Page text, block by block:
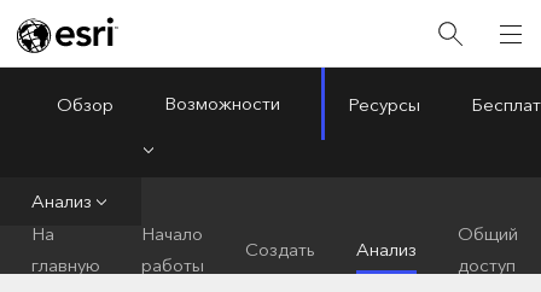
ArcGIS Online
Обзор Возможности Ресурсы
Анализ
На
главную
Начало
работы
Создать Анализ
Общий
доступ